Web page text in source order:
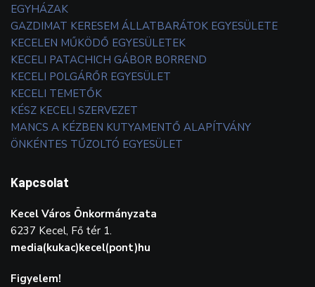
EGYHÁZAK
GAZDIMAT KERESEM ÁLLATBARÁTOK EGYESÜLETE
KECELEN MŰKÖDŐ EGYESÜLETEK
KECELI PATACHICH GÁBOR BORREND
KECELI POLGÁRŐR EGYESÜLET
KECELI TEMETŐK
KÉSZ KECELI SZERVEZET
MANCS A KÉZBEN KUTYAMENTŐ ALAPÍTVÁNY
ÖNKÉNTES TŰZOLTÓ EGYESÜLET
Kapcsolat
Kecel Város Önkormányzata
6237 Kecel, Fő tér 1.
media(kukac)kecel(pont)hu
Figyelem!